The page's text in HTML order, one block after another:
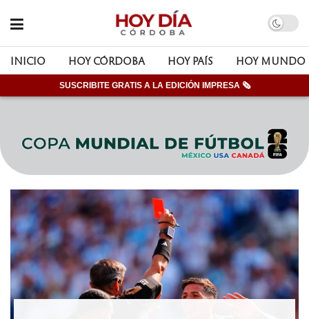
INICIO HOY CÓRDOBA HOY PAÍS HOY MUNDO
SUSCRIBITE GRATIS A LA EDICIÓN IMPRESA 🗞